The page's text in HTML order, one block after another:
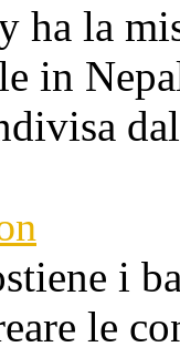
ha la
in
i
le